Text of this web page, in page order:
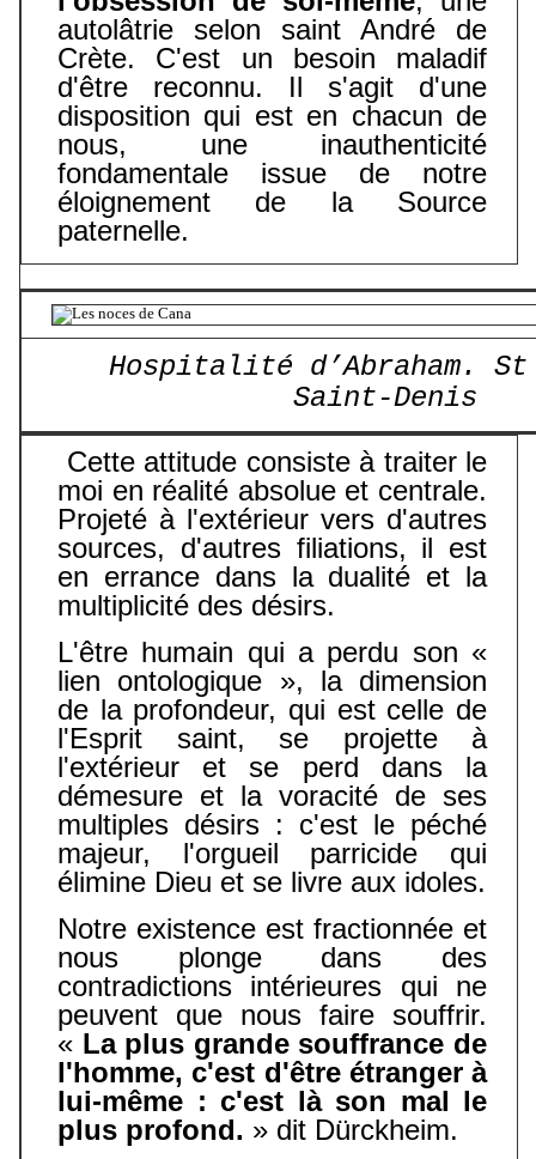
autolâtrie selon saint André de
Crète. C'est un besoin maladif
d'être reconnu. Il s'agit d'une
disposition qui est en chacun de
nous, une inauthenticité
fondamentale issue de notre
éloignement de la Source
paternelle.
Hospitalité d’Abraham. St
Saint-Denis
Cette attitude consiste à traiter le
moi en réalité absolue et centrale.
Projeté à l'extérieur vers d'autres
sources, d'autres filiations, il est
en errance dans la dualité et la
multiplicité des désirs.
L'être humain qui a perdu son «
lien ontologique », la dimension
de la profondeur, qui est celle de
l'Esprit saint, se projette à
l'extérieur et se perd dans la
démesure et la voracité de ses
multiples désirs : c'est le péché
majeur, l'orgueil parricide qui
élimine Dieu et se livre aux idoles.
Notre existence est fractionnée et
nous plonge dans des
contradictions intérieures qui ne
peuvent que nous faire souffrir.
« La plus grande souffrance de
l'homme, c'est d'être étranger à
lui-même : c'est là son mal le
plus profond. » dit Dürckheim.